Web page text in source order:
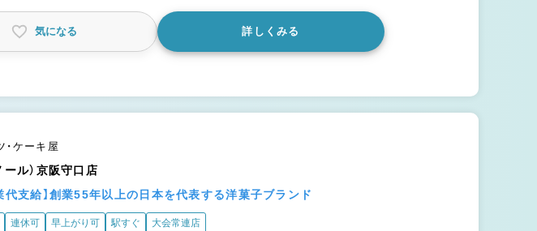
気になる 詳しくみる
・ケーキ屋
ル）京阪守口店
代支給】創業55年以上の日本を代表する洋菓子ブランド
連休可 早上がり可 駅すぐ 大会常連店